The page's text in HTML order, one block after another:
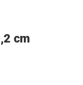
cm